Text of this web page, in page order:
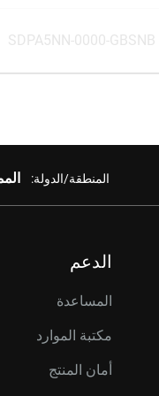
SDPA5NN-0000-GBSNB
المنطقة/الدولة:
الدعم
المساعدة
مكتبة الموارد
أمان المنتج